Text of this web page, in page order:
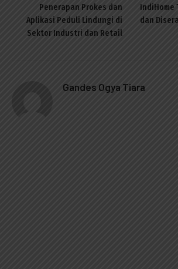
Penerapan Prokes dan
Aplikasi Peduli Lindungi di
Sektor Industri dan Retail
IndiHome
dan
Gandes Ogya Tiara